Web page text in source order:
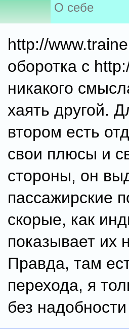
О себе
http://
оборотка с
никакого
хаять другой.
втором есть
свои плюсы и
стороны, он
пассажирские
скорые, как
показывает их
Правда, там
перехода, я
без